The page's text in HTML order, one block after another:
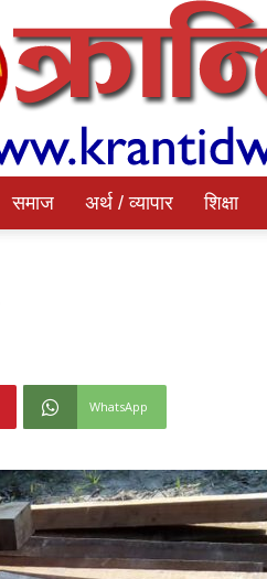
समाज अर्थ / व्यापार शिक्षा
WhatsApp